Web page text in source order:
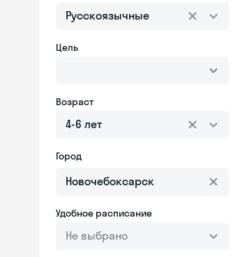
Русскоязычные
Цель
Возраст
4-6 лет
Город
Удобное расписание
Не выбрано